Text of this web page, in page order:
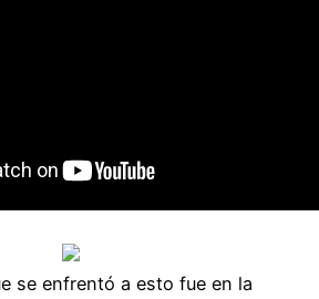
se enfrentó a esto fue en la